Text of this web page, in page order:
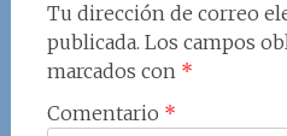
Tu dirección de correo
publicada. Los campos
marcados con *
Comentario *